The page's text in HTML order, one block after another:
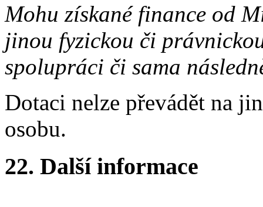
Mohu získané finance od
jinou fyzickou či
spolupráci či sama
Dotaci nelze převádět na
osobu.
22. Další informace